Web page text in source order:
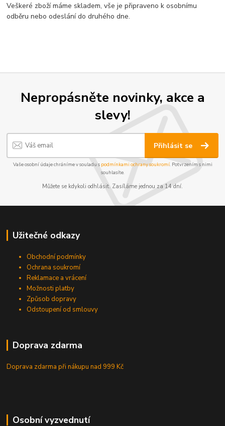
Veškeré zboží máme skladem, vše je připraveno k osobnímu
odběru nebo odeslání do druhého dne.
Nepropásněte novinky, akce a
slevy!
Přihlásit se
Vaše osobní údaje chráníme v souladu s podmínkami ochrany soukromí. Potvrzením s nimi
souhlasíte.
Můžete se kdykoli odhlásit. Zasíláme jednou za 14 dní.
Užitečné odkazy
Obchodní podmínky
Ochrana soukromí
Reklamace a vrácení
Možnosti platby
Způsob dopravy
Odstoupení od smlouvy
Doprava zdarma
Doprava zdarma při nákupunad 999 Kč
Osobní vyzvednutí